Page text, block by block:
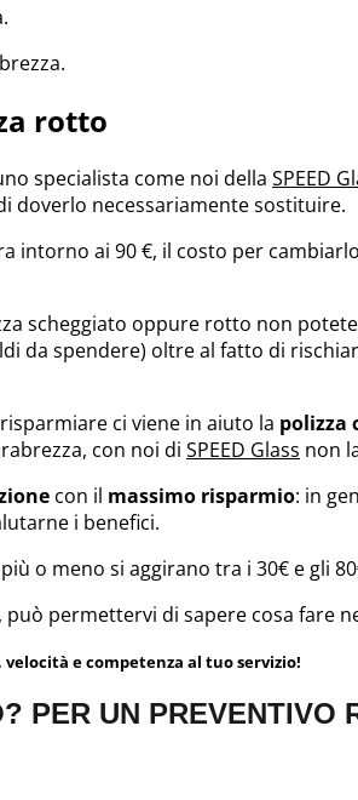
rotto
specialista come noi della SPEED
doverlo necessariamente sostituire.
intorno ai 90 €, il costo per
scheggiato oppure rotto non
da spendere) oltre al fatto di
ci viene in aiuto la polizza
con noi di SPEED Glass non
con il massimo risparmio: in
i benefici.
o meno si aggirano tra i 30€ e gli
, può permettervi di sapere cosa fare
velocità e competenza al tuo servizio!
PER UN PREVENTIVO